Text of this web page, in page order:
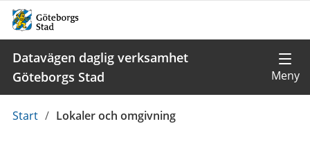
Datavägen daglig verksamhet
Göteborgs Stad
Du
Start / Lokaler och omgivning